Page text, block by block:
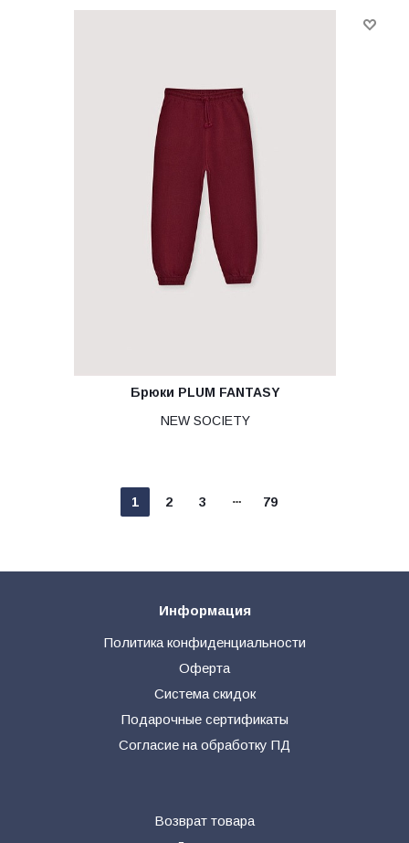
Брюки PLUM FANTASY
NEW SOCIETY
1 2 3 79
Информация
Политика конфиденциальности
Оферта
Система скидок
Подарочные сертификаты
Согласие на обработку ПД
Возврат товара